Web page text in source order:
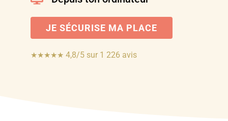
JE SÉCURISE MA PLACE
★★★★★ 4,8/5 sur 1 226 avis